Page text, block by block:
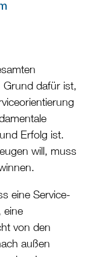
Grund dafür ist,
Erfolg ist.
will, muss
eine Service-
eine
von den
außen